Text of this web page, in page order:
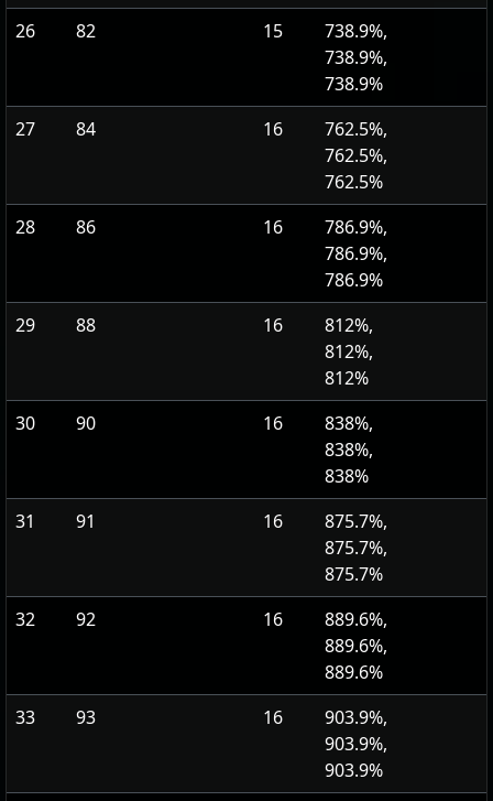
26
82 15
738.9%,
738.9%,
738.9%
27
84 16
762.5%,
762.5%,
762.5%
28
86 16
786.9%,
786.9%,
786.9%
29
88 16
812%,
812%,
812%
30
90 16
838%,
838%,
838%
31
91 16
875.7%,
875.7%,
875.7%
32
92 16
889.6%,
889.6%,
889.6%
33
93 16
903.9%,
903.9%,
903.9%